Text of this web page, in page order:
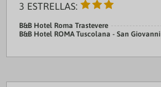
3 ESTRELLAS:
B&B Hotel Roma Trastevere
B&B Hotel ROMA Tuscolana - San Giovanni